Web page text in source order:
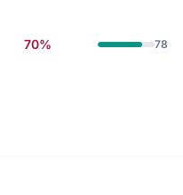
70% 78